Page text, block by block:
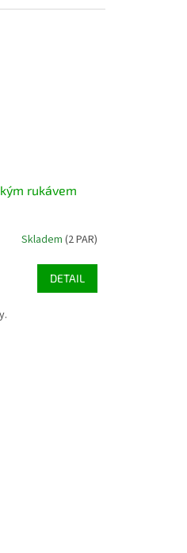
rukávem
Skladem (2 PAR)
DETAIL